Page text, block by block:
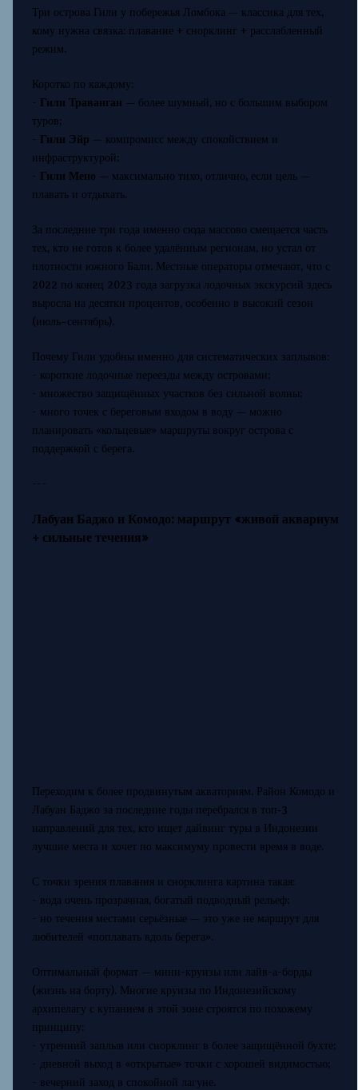
Три острова Гили у побережья Ломбока — классика для тех,
кому нужна связка: плавание + снорклинг + расслабленный
режим.
Коротко по каждому:
- Гили Траванган — более шумный, но с большим выбором
туров;
- Гили Эйр — компромисс между спокойствием и
инфраструктурой;
- Гили Мено — максимально тихо, отлично, если цель —
плавать и отдыхать.
За последние три года именно сюда массово смещается часть
тех, кто не готов к более удалённым регионам, но устал от
плотности южного Бали. Местные операторы отмечают, что с
2022 по конец 2023 года загрузка лодочных экскурсий здесь
выросла на десятки процентов, особенно в высокий сезон
(июль–сентябрь).
Почему Гили удобны именно для систематических заплывов:
- короткие лодочные переезды между островами;
- множество защищённых участков без сильной волны;
- много точек с береговым входом в воду — можно
планировать «кольцевые» маршруты вокруг острова с
поддержкой с берега.
---
Лабуан Баджо и Комодо: маршрут «живой аквариум
+ сильные течения»
Переходим к более продвинутым акваториям. Район Комодо и
Лабуан Баджо за последние годы перебрался в топ‑3
направлений для тех, кто ищет дайвинг туры в Индонезии
лучшие места и хочет по максимуму провести время в воде.
С точки зрения плавания и снорклинга картина такая:
- вода очень прозрачная, богатый подводный рельеф;
- но течения местами серьёзные — это уже не маршрут для
любителей «поплавать вдоль берега».
Оптимальный формат — мини-круизы или лайв-а-борды
(жизнь на борту). Многие круизы по Индонезийскому
архипелагу с купанием в этой зоне строятся по похожему
принципу:
- утренний заплыв или снорклинг в более защищённой бухте;
- дневной выход в «открытые» точки с хорошей видимостью;
- вечерний заход в спокойной лагуне.